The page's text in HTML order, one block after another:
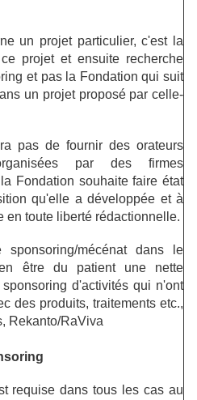
un projet particulier, c'est la
projet et ensuite recherche
et pas la Fondation qui suit
un projet proposé par celle-
pas de fournir des orateurs
par des firmes
Fondation souhaite faire état
qu'elle a développée et à
en toute liberté rédactionnelle.
mécénat dans le
être du patient une nette
d'activités qui n'ont
des produits, traitements etc.,
Rekanto/RaViva
requise dans tous les cas au